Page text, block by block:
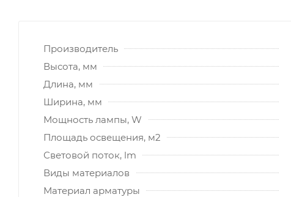
Производитель
Высота, мм
Длина, мм
Ширина, мм
Мощность лампы, W
Площадь освещения, м2
Световой поток, lm
Виды материалов
Материал арматуры